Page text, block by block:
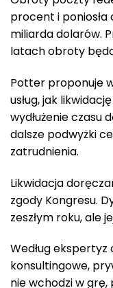
procent i
miliarda dolarów.
latach obroty
Potter proponuje
usług, jak
wydłużenie czasu
dalsze podwyżki
zatrudnienia.
Likwidacja
zgody Kongresu.
zeszłym roku, ale
Według
konsultingowe,
nie wchodzi w grę,